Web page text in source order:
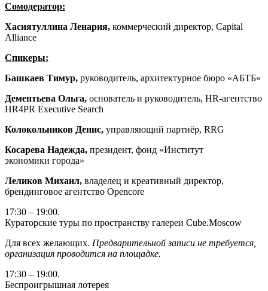
Сомодератор:
Хасиятуллина Ленария, коммерческий директор, Capital
Alliance
Спикеры:
Башкаев Тимур, руководитель, архитектурное бюро «АБТБ»
Дементьева Ольга, основатель и руководитель, HR-агентство
HR4PR Executive Search
Колокольников Денис, управляющий партнёр, RRG
Косарева Надежда, президент, фонд «Институт
экономики города»
Леликов Михаил, владелец и креативный директор,
брендинговое агентство Opencore
17:30 – 19:00.
Кураторские туры по пространству галереи Cube.Moscow
Для всех желающих. Предварительной записи не требуется,
организация проводится на площадке.
17:30 – 19:00.
Беспроигрышная лотерея